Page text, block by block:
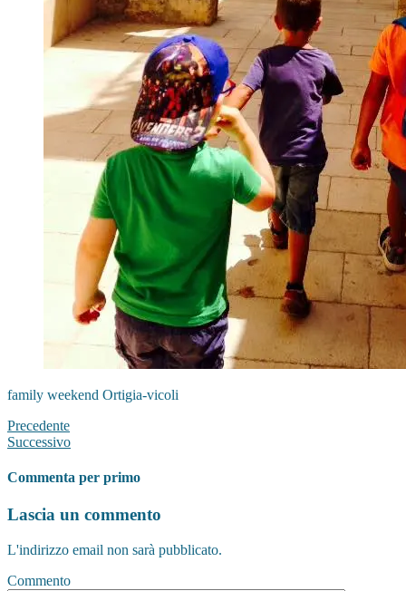
family weekend Ortigia-vicoli
Precedente
Successivo
Commenta per primo
Lascia un commento
L'indirizzo email non sarà pubblicato.
Commento